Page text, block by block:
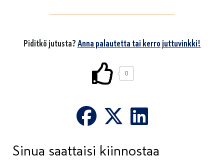
Piditkö jutusta?Anna palautetta tai kerro juttuvinkki!
0
Sinua saattaisi kiinnostaa